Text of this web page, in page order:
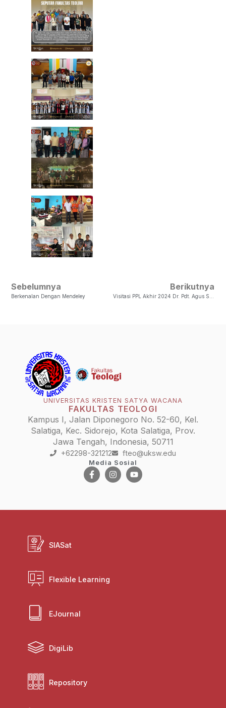
Sebelumnya
Berkenalan Dengan Mendeley
Berikutnya
UNIVERSITAS KRISTEN SATYA WACANA
FAKULTAS TEOLOGI
Kampus I, Jalan Diponegoro No. 52-60, Kel.
Salatiga, Kec. Sidorejo, Kota Salatiga, Prov.
Jawa Tengah, Indonesia, 50711
+62298-321212 fteo@uksw.edu
Media Sosial
SIASat
Flexible Learning
EJournal
DigiLib
Repository